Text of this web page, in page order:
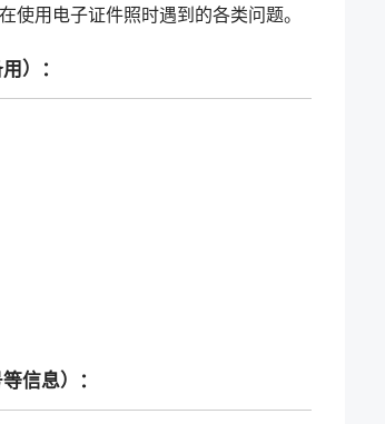
用电子证件照时遇到的各类问题。
）：
信息）：